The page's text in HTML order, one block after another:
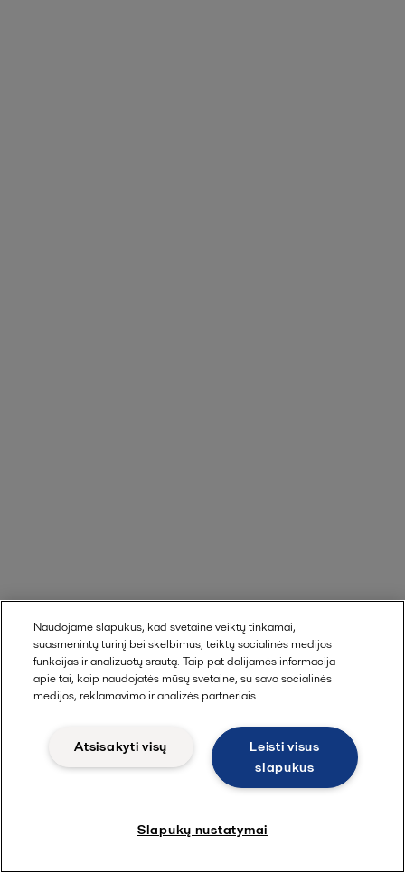
Naudojame slapukus, kad svetainė veiktų tinkamai,
suasmenintų turinį bei skelbimus, teiktų socialinės medijos
funkcijas ir analizuotų srautą. Taip pat dalijamės informacija
apie tai, kaip naudojatės mūsų svetaine, su savo socialinės
medijos, reklamavimo ir analizės partneriais.
Leisti visus
slapukus
Atsisakyti visų
Slapukų nustatymai